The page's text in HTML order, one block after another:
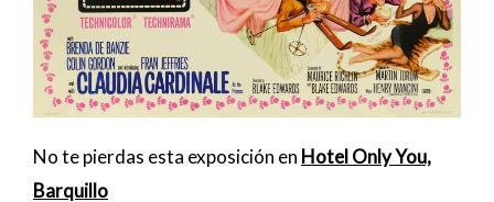
No te pierdas esta exposición en Hotel Only You,
Barquillo